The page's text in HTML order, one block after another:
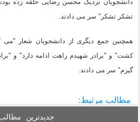
دانشجویان نزدیک محسن رضایی حلقه زده
تشکر تشکر" سر می دادند.
همچنین جمع دیگری از دانشجویان شعار
کشت" و "برادر شهیدم راهت ادامه دارد" و
گیرم" سر می دادند.
مطالب مرتبط:
جدیدترین